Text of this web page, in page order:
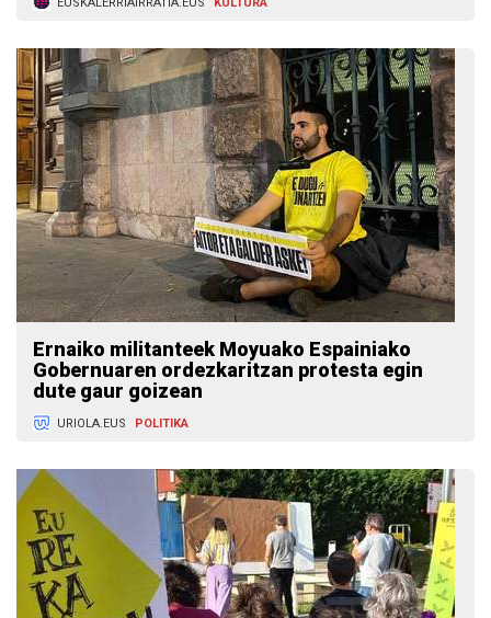
Ernaiko militanteek Moyuako Espainiako
Gobernuaren ordezkaritzan protesta egin
dute gaur goizean
URIOLA.EUS POLITIKA